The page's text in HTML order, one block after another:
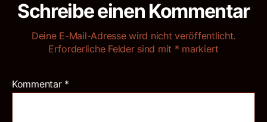
Schreibe einen Kommentar
Deine E-Mail-Adresse wird nicht veröffentlicht.
Erforderliche Felder sind mit * markiert
Kommentar *